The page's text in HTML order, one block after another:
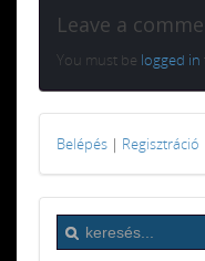
Leave a
You must be logged in
Belépés | Regisztráció